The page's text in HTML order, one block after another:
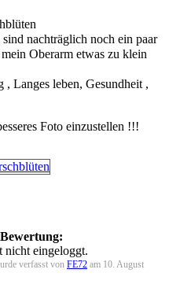
sind nachträglich noch ein paar
Oberarm etwas zu klein
Langes leben, Gesundheit ,
Foto einzustellen !!!
nicht eingeloggt.
verfasst von FE72 am 10. August